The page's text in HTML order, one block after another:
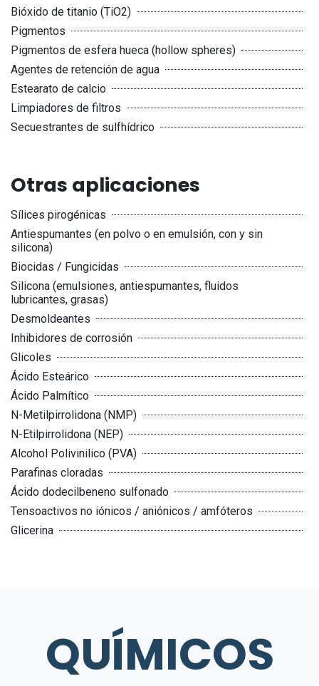
Bióxido de titanio (TiO2)
Pigmentos
Pigmentos de esfera hueca (hollow spheres)
Agentes de retención de agua
Estearato de calcio
Limpiadores de filtros
Secuestrantes de sulfhídrico
Otras aplicaciones
Sílices pirogénicas
Antiespumantes (en polvo o en emulsión, con y sin
silicona)
Biocidas / Fungicidas
Silicona (emulsiones, antiespumantes, fluidos
lubricantes, grasas)
Desmoldeantes
Inhibidores de corrosión
Glicoles
Ácido Esteárico
Ácido Palmítico
N-Metilpirrolidona (NMP)
N-Etilpirrolidona (NEP)
Alcohol Polivinilico (PVA)
Parafinas cloradas
Ácido dodecilbeneno sulfonado
Tensoactivos no iónicos / aniónicos / amfóteros
Glicerina
QUÍMICOS